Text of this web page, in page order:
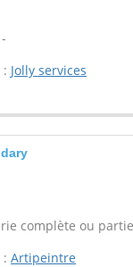
Jolly services
complète ou
Artipeintre